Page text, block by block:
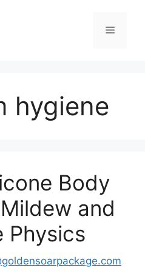
メ
hygiene
Body
and
Physics